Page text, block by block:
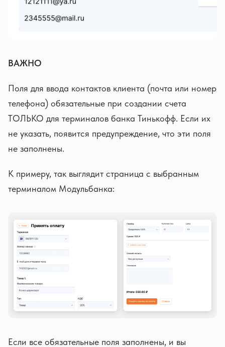
ВАЖНО
Поля для ввода контактов клиента (почта или номер
телефона) обязательные при создании счета
ТОЛЬКО для терминалов банка Тинькофф. Если их
не указать, появится предупреждение, что эти поля
не заполнены.
К примеру, так выглядит страница с выбранным
терминалом Модульбанка:
Если все обязательные поля заполнены, и вы